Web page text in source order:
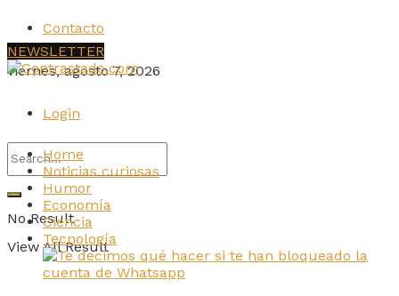
Contacto
viernes, agosto 7, 2026
Login
No Result
View All Result
NEWSLETTER
Home
Noticias curiosas
Humor
Economía
Ciencia
Tecnología